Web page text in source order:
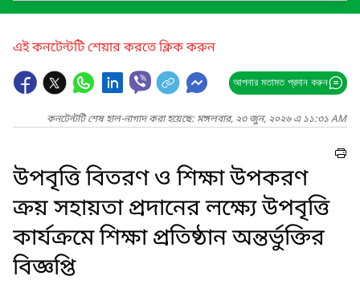
এই কনটেন্টটি শেয়ার করতে ক্লিক করুন
আপনার মতামত প্রদান করুন
কনটেন্টটি শেষ হাল-নাগাদ করা হয়েছে: মঙ্গলবার, ২৩ জুন, ২০২৬ এ ১১:৩১ AM
উপবৃত্তি বিতরণ ও শিক্ষা উপকরণ
ক্রয় সহায়তা প্রদানের লক্ষ্যে উপবৃত্তি
কার্যক্রমে শিক্ষা প্রতিষ্ঠান অন্তর্ভুক্তির
বিজ্ঞপ্তি